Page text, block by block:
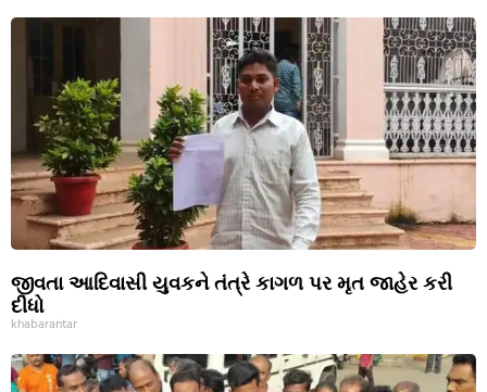
જીવતા આદિવાસી યુવકને તંત્રે કાગળ પર મૃત જાહેર કરી
દીધો
khabarantar